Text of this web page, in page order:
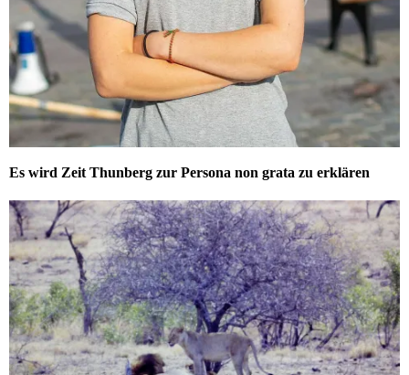
Es wird Zeit Thunberg zur Persona non grata zu erklären